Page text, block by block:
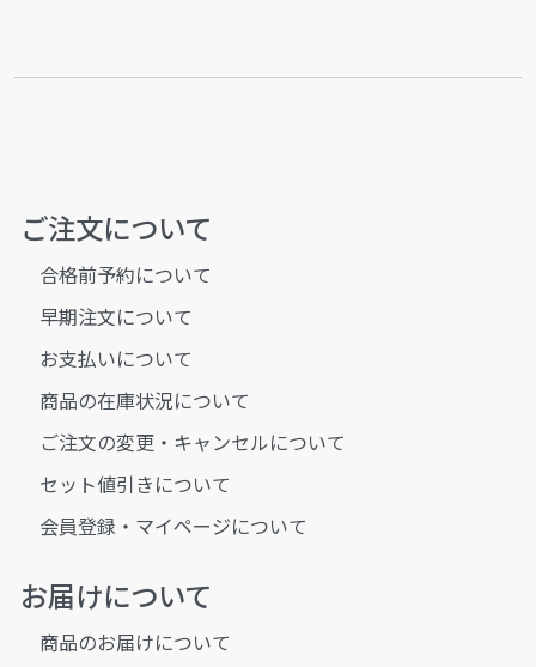
ご注文について
合格前予約について
早期注文について
お支払いについて
商品の在庫状況について
ご注文の変更・キャンセルについて
セット値引きについて
会員登録・マイページについて
お届けについて
商品のお届けについて